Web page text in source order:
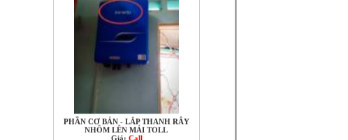
PHẦN CƠ BẢN - LẮP THANH RÂY
NHÔM LÊN MÁI TOLL
Giá:Call